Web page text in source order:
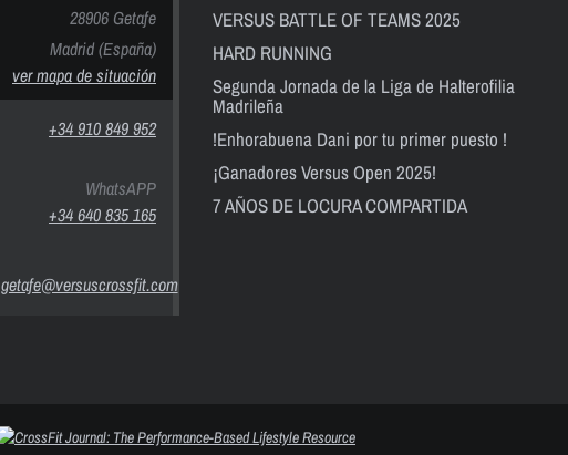
28906 Getafe
Madrid (España)
ver mapa de situación
+34 910 849 952
WhatsAPP
+34 640 835 165
getafe@versuscrossfit.com
VERSUS BATTLE OF TEAMS 2025
HARD RUNNING
Segunda Jornada de la Liga de Halterofilia
Madrileña
!Enhorabuena Dani por tu primer puesto !
¡Ganadores Versus Open 2025!
7 AÑOS DE LOCURA COMPARTIDA